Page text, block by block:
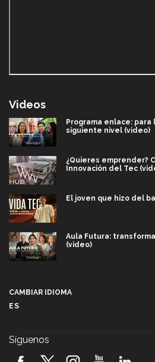
Videos
Programa enlace:
siguiente nivel (video)
¿Quieres emprender?
Innovación del Tec
El joven que hizo del
Aula Futura:
(video)
2026! (video)
CAMBIAR IDIOMA
ES
Síguenos